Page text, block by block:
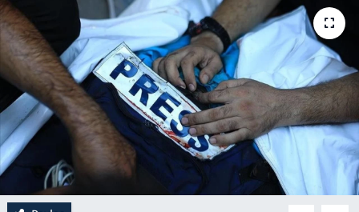
Ramazan
Resmi İlanlar
Rüya Tabirleri
Sağlık
Savunma Sanayi